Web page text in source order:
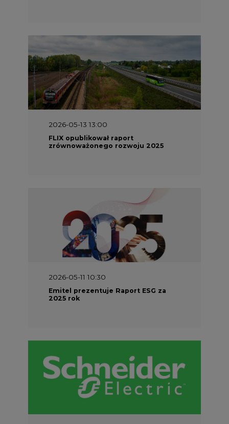
2026-05-13 13:00
FLIX opublikował raport
zrównoważonego rozwoju 2025
2026-05-11 10:30
Emitel prezentuje Raport ESG za
2025 rok